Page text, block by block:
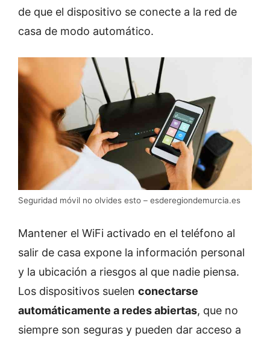
de que el dispositivo se conecte a la red de
casa de modo automático.
Seguridad móvil no olvides esto – esderegiondemurcia.es
Mantener el WiFi activado en el teléfono al
salir de casa expone la información personal
y la ubicación a riesgos al que nadie piensa.
Los dispositivos suelen conectarse
automáticamente a redes abiertas, que no
siempre son seguras y pueden dar acceso a